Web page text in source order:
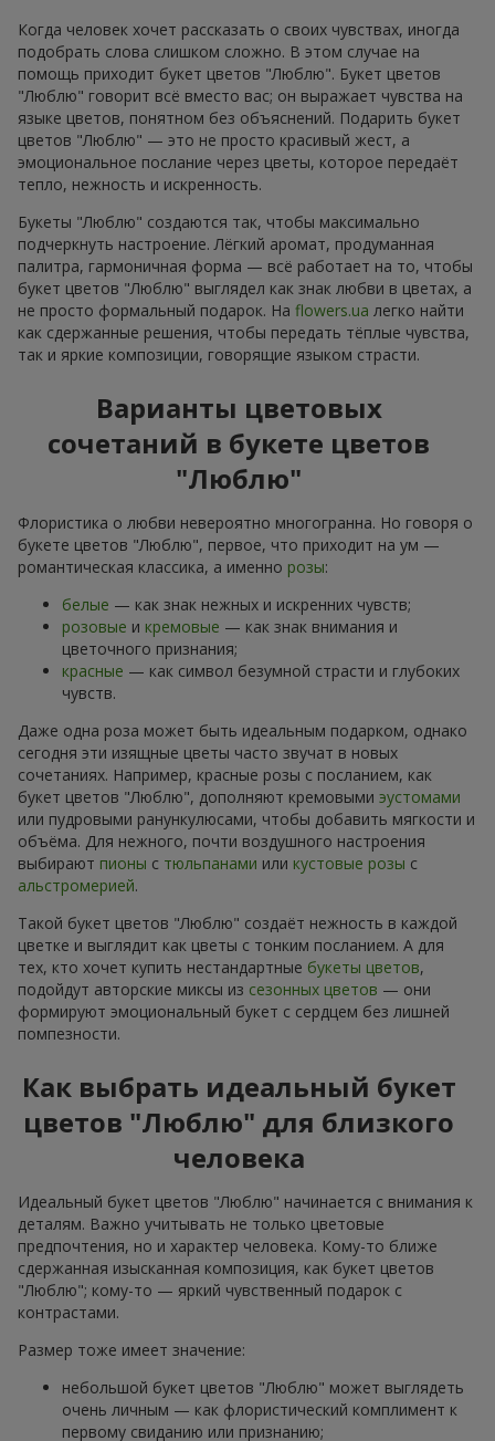
Когда человек хочет рассказать о своих чувствах, иногда
подобрать слова слишком сложно. В этом случае на
помощь приходит букет цветов "Люблю". Букет цветов
"Люблю" говорит всё вместо вас; он выражает чувства на
языке цветов, понятном без объяснений. Подарить букет
цветов "Люблю" — это не просто красивый жест, а
эмоциональное послание через цветы, которое передаёт
тепло, нежность и искренность.
Букеты "Люблю" создаются так, чтобы максимально
подчеркнуть настроение. Лёгкий аромат, продуманная
палитра, гармоничная форма — всё работает на то, чтобы
букет цветов "Люблю" выглядел как знак любви в цветах, а
не просто формальный подарок. На flowers.ua легко найти
как сдержанные решения, чтобы передать тёплые чувства,
так и яркие композиции, говорящие языком страсти.
Варианты цветовых
сочетаний в букете цветов
"Люблю"
Флористика о любви невероятно многогранна. Но говоря о
букете цветов "Люблю", первое, что приходит на ум —
романтическая классика, а именно розы:
белые — как знак нежных и искренних чувств;
розовые и кремовые — как знак внимания и
цветочного признания;
красные — как символ безумной страсти и глубоких
чувств.
Даже одна роза может быть идеальным подарком, однако
сегодня эти изящные цветы часто звучат в новых
сочетаниях. Например, красные розы с посланием, как
букет цветов "Люблю", дополняют кремовыми эустомами
или пудровыми ранункулюсами, чтобы добавить мягкости и
объёма. Для нежного, почти воздушного настроения
выбирают пионы с тюльпанами или кустовые розы с
альстромерией.
Такой букет цветов "Люблю" создаёт нежность в каждой
цветке и выглядит как цветы с тонким посланием. А для
тех, кто хочет купить нестандартные букеты цветов,
подойдут авторские миксы из сезонных цветов — они
формируют эмоциональный букет с сердцем без лишней
помпезности.
Как выбрать идеальный букет
цветов "Люблю" для близкого
человека
Идеальный букет цветов "Люблю" начинается с внимания к
деталям. Важно учитывать не только цветовые
предпочтения, но и характер человека. Кому-то ближе
сдержанная изысканная композиция, как букет цветов
"Люблю"; кому-то — яркий чувственный подарок с
контрастами.
Размер тоже имеет значение:
небольшой букет цветов "Люблю" может выглядеть
очень личным — как флористический комплимент к
первому свиданию или признанию;